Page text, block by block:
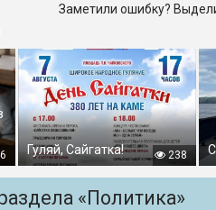
Заметили ошибку?
Гуляй, Сайгатка! 238
«Политика»